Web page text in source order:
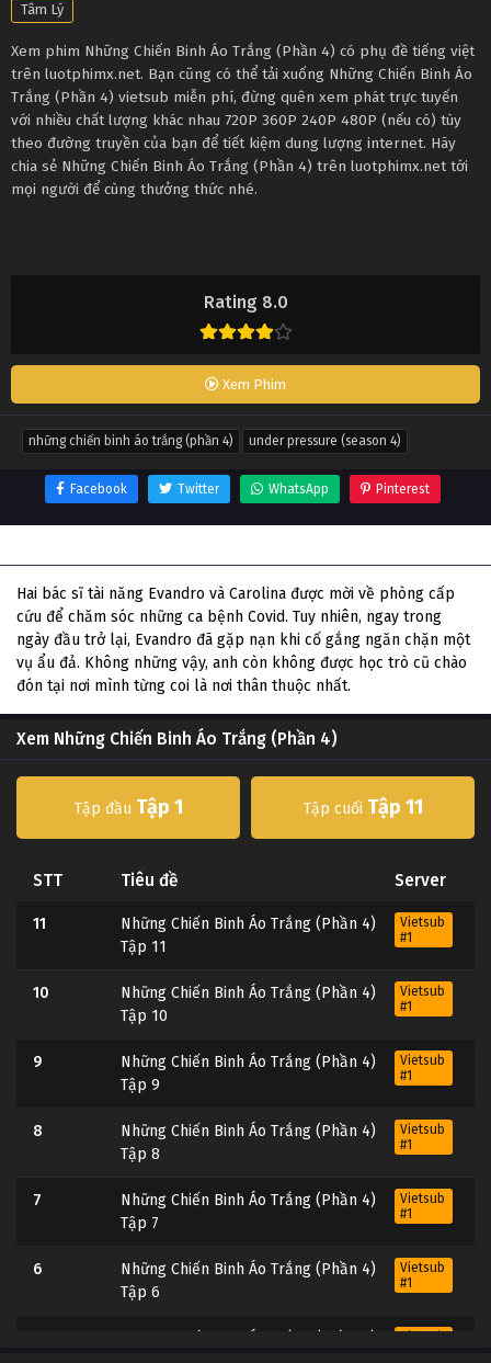
Rating 8.0
Xem Phim
Tâm Lý
Xem phim Những Chiến Binh Áo Trắng (Phần 4) có phụ đề tiếng việt
trên luotphimx.net. Bạn cũng có thể tải xuống Những Chiến Binh Áo
Trắng (Phần 4) vietsub miễn phí, đừng quên xem phát trực tuyến
với nhiều chất lượng khác nhau 720P 360P 240P 480P (nếu có) tùy
theo đường truyền của bạn để tiết kiệm dung lượng internet. Hãy
chia sẻ Những Chiến Binh Áo Trắng (Phần 4) trên luotphimx.net tới
mọi người để cùng thưởng thức nhé.
những chiến binh áo trắng (phần 4) under pressure (season 4)
Facebook Twitter WhatsApp Pinterest
Hai bác sĩ tài năng Evandro và Carolina được mời về phòng cấp
cứu để chăm sóc những ca bệnh Covid. Tuy nhiên, ngay trong
ngày đầu trở lại, Evandro đã gặp nạn khi cố gắng ngăn chặn một
vụ ẩu đả. Không những vậy, anh còn không được học trò cũ chào
đón tại nơi mình từng coi là nơi thân thuộc nhất.
Xem Những Chiến Binh Áo Trắng (Phần 4)
Tập đầu Tập 1 Tập cuối Tập 11
STT Tiêu đề Server
11
Những Chiến Binh Áo Trắng (Phần 4)
Tập 11
Vietsub
#1
10
Những Chiến Binh Áo Trắng (Phần 4)
Tập 10
Vietsub
#1
9
Những Chiến Binh Áo Trắng (Phần 4)
Tập 9
Vietsub
#1
8
Những Chiến Binh Áo Trắng (Phần 4)
Tập 8
Vietsub
#1
7
Những Chiến Binh Áo Trắng (Phần 4)
Tập 7
Vietsub
#1
6
Những Chiến Binh Áo Trắng (Phần 4)
Tập 6
Vietsub
#1